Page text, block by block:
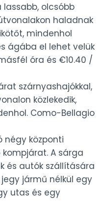
lassabb, olcsóbb
haladnak
mindenhol
ágába el lehet velük
óra és €10.40 /
szárnyashajókkal,
közlekedik,
Como-Bellagio
négy központi
A sárga
és autók szállítására
jármű nélkül egy
utas és egy